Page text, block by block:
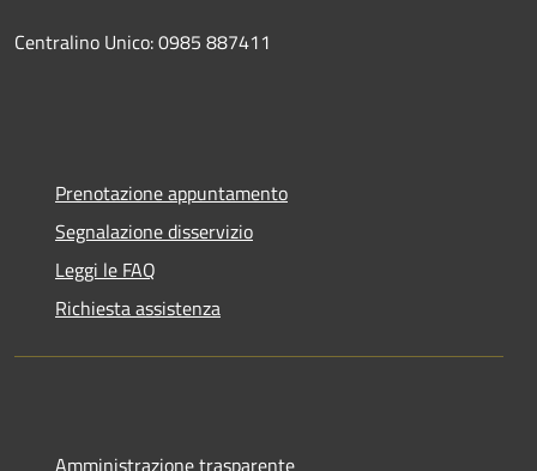
Centralino Unico: 0985 887411
Prenotazione appuntamento
Segnalazione disservizio
Leggi le FAQ
Richiesta assistenza
Amministrazione trasparente